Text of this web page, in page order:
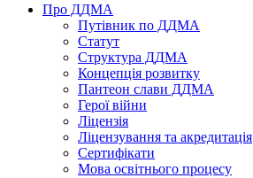
Про ДДМА
Путівник по ДДМА
Статут
Структура ДДМА
Концепція розвитку
Пантеон слави ДДМА
Герої війни
Ліцензія
Ліцензування та акредитація
Сертифікати
Мова освітнього процесу